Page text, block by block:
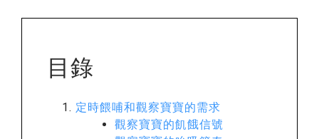
目錄
定時餵哺和觀察寶寶的需求
觀察寶寶的飢餓信號